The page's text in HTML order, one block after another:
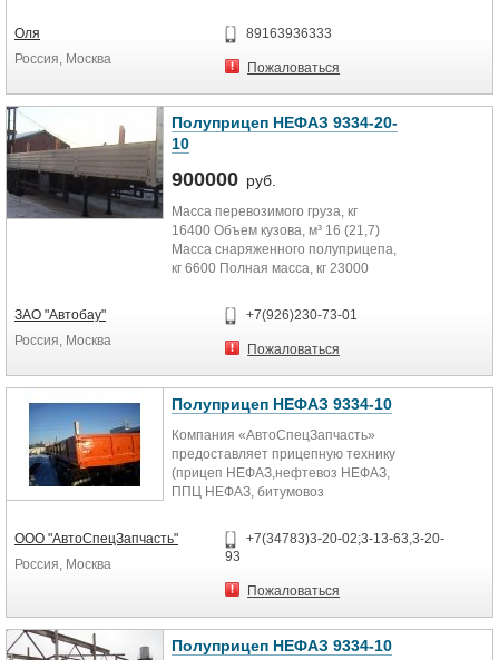
Оля
Россия, Москва
89163936333
Пожаловаться
Полуприцеп НЕФАЗ 9334-20-
10
900000 руб.
Масса перевозимого груза, кг
16400 Объем кузова, м³ 16 (21,7)
Масса снаряженного полуприцепа,
кг 6600 Полная масса, кг 23000
ЗАО "Автобау"
Россия, Москва
+7(926)230-73-01
Пожаловаться
Полуприцеп НЕФАЗ 9334-10
Компания «АвтоСпецЗапчасть»
предоставляет прицепную технику
(прицеп НЕФАЗ,нефтевоз НЕФАЗ,
ППЦ НЕФАЗ, битумовоз
НЕФАЗ,...
ООО "АвтоСпецЗапчасть"
Россия, Москва
+7(34783)3-20-02;3-13-63,3-20-
93
Пожаловаться
Полуприцеп НЕФАЗ 9334-10